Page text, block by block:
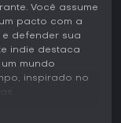
Você assume
pacto com a
defender sua
indie destaca
mundo
inspirado no